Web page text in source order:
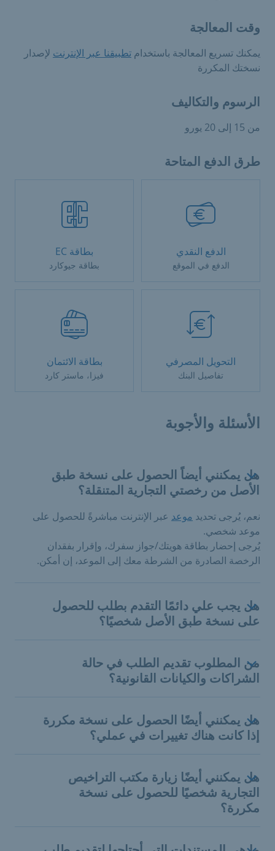
وقت المعالجة
يمكنك تسريع المعالجة باستخدام تطبيقنا عبر الإنترنت لإصدار
نسختك المكررة
الرسوم والتكاليف
من 15 إلى 20 يورو
طرق الدفع المتاحة
الدفع النقدي
الدفع في الموقع
بطاقة EC
بطاقة جيوكارد
التحويل المصرفي
تفاصيل البنك
بطاقة الائتمان
فيزا، ماستر كارد
الأسئلة والأجوبة
هل يمكنني أيضاً الحصول على نسخة طبق
الأصل من رخصتي التجارية المتنقلة؟
نعم، يُرجى تحديد موعد عبر الإنترنت مباشرةً للحصول على
موعد شخصي.
يُرجى إحضار بطاقة هويتك/جواز سفرك، وإقرار بفقدان
الرخصة الصادرة من الشرطة معك إلى الموعد، إن أمكن.
هل يجب علي دائمًا التقدم بطلب للحصول
على نسخة طبق الأصل شخصيًا؟
من المطلوب تقديم الطلب في حالة
الشراكات والكيانات القانونية؟
هل يمكنني أيضًا الحصول على نسخة مكررة
إذا كانت هناك تغييرات في عملي؟
هل يمكنني أيضًا زيارة مكتب التراخيص
التجارية شخصيًا للحصول على نسخة
مكررة؟